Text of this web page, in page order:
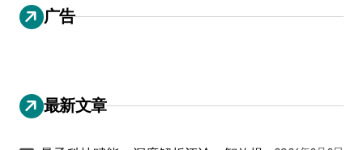
广告
最新文章